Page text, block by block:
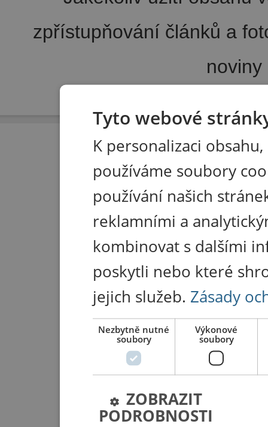
zpřístupňování článků a
Tyto webové
K personalizaci
používáme soubory
používání našich
reklamními a
kombinovat s dalšími
poskytli nebo které
jejich služeb. Zásady
Nezbytně nutné
soubory
Výkonové
soubory
ZOBRAZIT
PODROBNOSTI